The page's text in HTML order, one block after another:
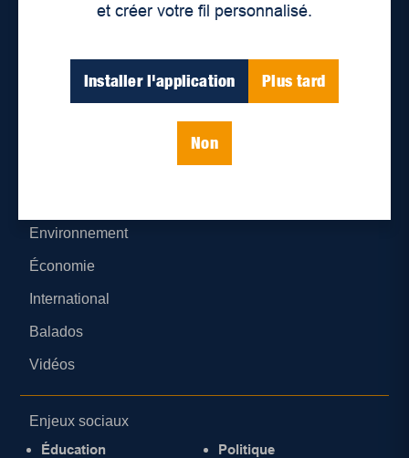
et créer votre fil personnalisé.
Installer l'application Plus tard
Non
Parutions numériques
Environnement
Économie
International
Balados
Vidéos
Enjeux sociaux
Éducation
Politique